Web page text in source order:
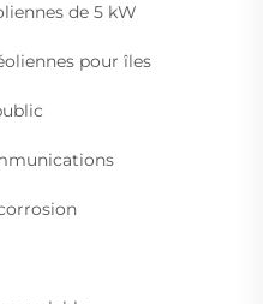
de 5 kW
pour îles